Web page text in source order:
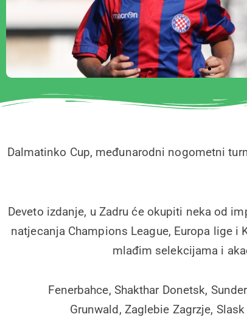
Dalmatinko Cup, međunarodni nogometni
Deveto izdanje, u Zadru će okupiti neka od
natjecanja Champions League, Europa lige
mlađim selekcijama i
Fenerbahce, Shakthar Donetsk,
Grunwald, Zaglebie Zagrzje,